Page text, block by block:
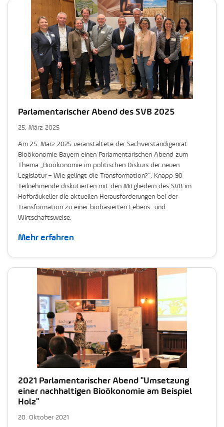
Parlamentarischer Abend des SVB 2025
25. März 2025
Am 25. März 2025 veranstaltete der Sachverständigenrat
Bioökonomie Bayern einen Parlamentarischen Abend zum
Thema „Bioökonomie im politischen Diskurs der neuen
Legislatur – Wie gelingt die Transformation?“. Knapp 90
Teilnehmende diskutierten mit den Mitgliedern des SVB im
Hofbräukeller die aktuellen Herausforderungen bei der
Transformation zu einer biobasierten Lebens- und
Wirtschaftsweise.
Mehr erfahren
2021 Parlamentarischer Abend "Umsetzung
einer nachhaltigen Bioökonomie am Beispiel
Holz"
20. Oktober 2021